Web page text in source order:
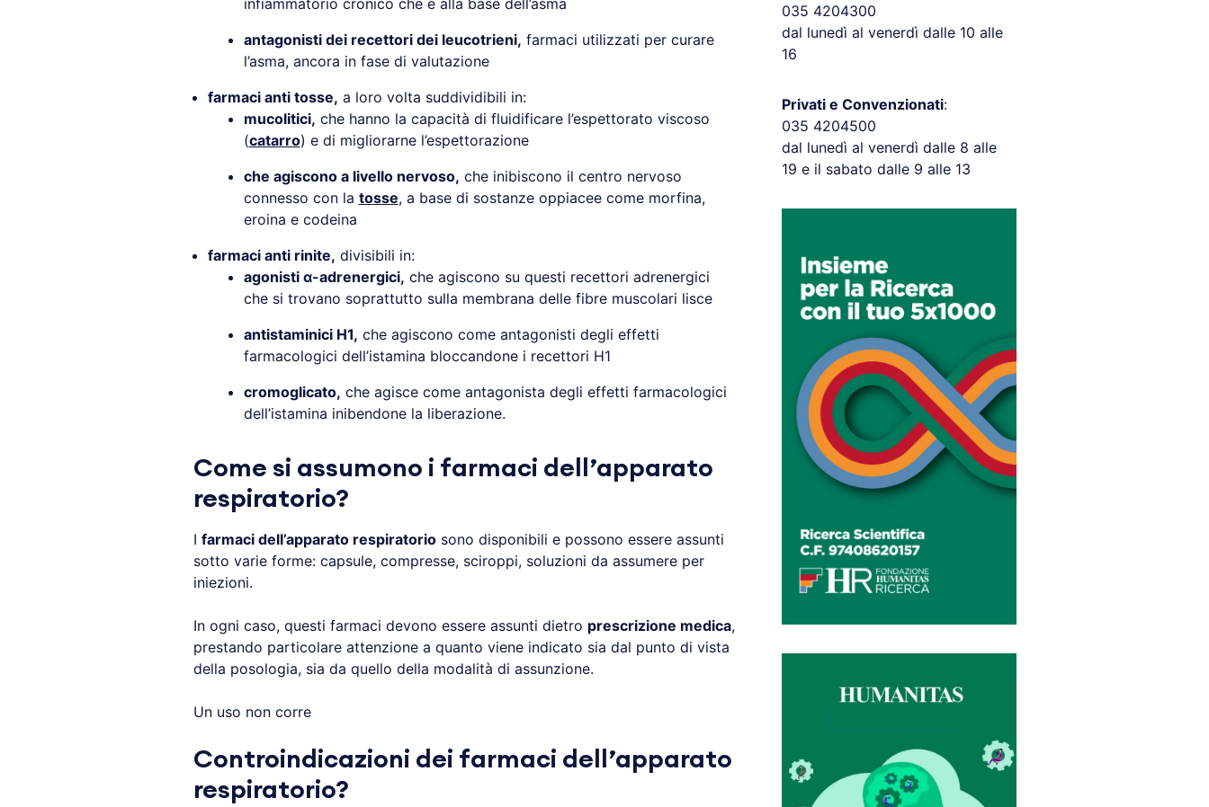
infiammatorio cronico che è alla base dell’asma
antagonisti dei recettori dei leucotrieni, farmaci utilizzati per curare
l’asma, ancora in fase di valutazione
farmaci anti tosse, a loro volta suddividibili in:
mucolitici, che hanno la capacità di fluidificare l’espettorato viscoso
(catarro) e di migliorarne l’espettorazione
che agiscono a livello nervoso, che inibiscono il centro nervoso
connesso con la tosse, a base di sostanze oppiacee come morfina,
eroina e codeina
farmaci anti rinite, divisibili in:
agonisti α-adrenergici, che agiscono su questi recettori adrenergici
che si trovano soprattutto sulla membrana delle fibre muscolari lisce
antistaminici H1, che agiscono come antagonisti degli effetti
farmacologici dell’istamina bloccandone i recettori H1
cromoglicato, che agisce come antagonista degli effetti farmacologici
dell’istamina inibendone la liberazione.
Come si assumono i farmaci dell’apparato
respiratorio?
I farmaci dell’apparato respiratoriosono disponibili e possono essere assunti
sotto varie forme: capsule, compresse, sciroppi, soluzioni da assumere per
iniezioni.
In ogni caso, questi farmaci devono essere assunti dietro prescrizione medica,
prestando particolare attenzione a quanto viene indicato sia dal punto di vista
della posologia, sia da quello della modalità di assunzione.
Un uso non corre
Controindicazioni dei farmaci dell’apparato
respiratorio?
035 4204300
dal lunedì al venerdì dalle 10 alle
16
Privati e Convenzionati:
035 4204500
dal lunedì al venerdì dalle 8 alle
19 e il sabato dalle 9 alle 13